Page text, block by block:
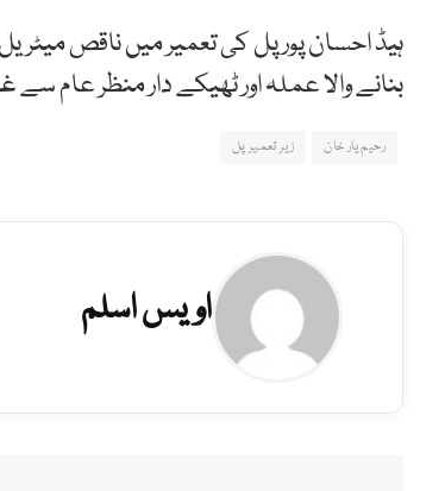
ہیڈ احسان پور پل کی تعمیر میں ناقص
بنانے والا عملہ اور ٹھیکے دار منظر عام سے
رحیم یار خان زیر تعمیر پل
اویس اسلم